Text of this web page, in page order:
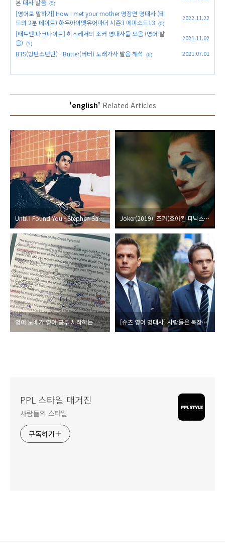
본 대사 발음 (5)
[영어로 말하기] How I met your mother 명장면 명대사 (테
드의 2분 데이트) 하우아이멧유어마더 시즌3 에피소드13
(0)
2022.11.22
[배트맨:다크나이트] 히스레저의 조커 명대사들 모음 (영어 발
음)
(5)
2021.11.02
BTS(방탄소년단) - Butter(버터) 노래가사 발음 해석 (6) 2021.07.01
'english' Related Articles
Until I Found You - Stephen Sanchez 팝송 가사 발음 해석 (언틸 아이 파운드 유 - 스티븐 산체스) Joker(2019): 조커(호아킨 피닉스) 명대사 문장으로 외우기 (영어 대본)
영어 노베가 영어 공부 시작하는 법 (feat. 초보에게 문법 공부가 필요 없는 이유) [슈츠 영어 명대사] 사람들은 복장에 반응해 (좋은 옷의 중요성)
PPL 스타일 매거진
사람들의 스타일
구독하기